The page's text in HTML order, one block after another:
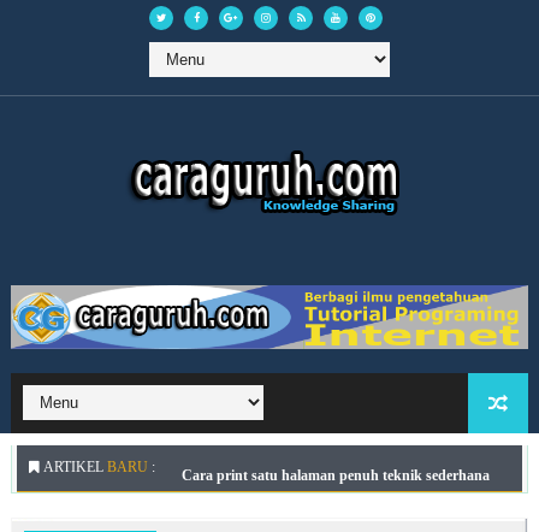
ARTIKEL BARU : Cara print satu halaman penuh teknik sederhana